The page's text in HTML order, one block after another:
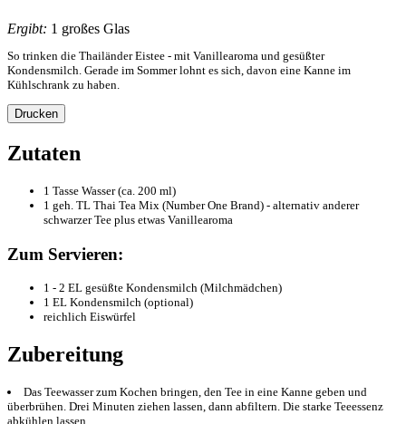
Ergibt: 1 großes Glas
So trinken die Thailänder Eistee - mit Vanillearoma und gesüßter
Kondensmilch. Gerade im Sommer lohnt es sich, davon eine Kanne im
Kühlschrank zu haben.
Drucken
Zutaten
1 Tasse Wasser (ca. 200 ml)
1 geh. TL Thai Tea Mix (Number One Brand) - alternativ anderer
schwarzer Tee plus etwas Vanillearoma
Zum Servieren:
1 - 2 EL gesüßte Kondensmilch (Milchmädchen)
1 EL Kondensmilch (optional)
reichlich Eiswürfel
Zubereitung
Das Teewasser zum Kochen bringen, den Tee in eine Kanne geben und
überbrühen. Drei Minuten ziehen lassen, dann abfiltern. Die starke Teeessenz
abkühlen lassen.